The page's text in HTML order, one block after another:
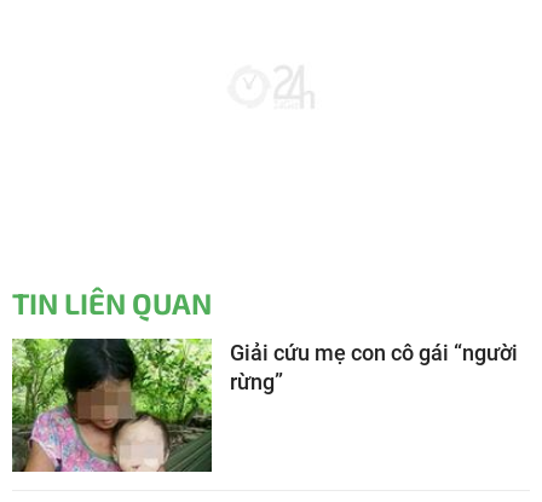
TIN LIÊN QUAN
Giải cứu mẹ con cô gái “người
rừng”